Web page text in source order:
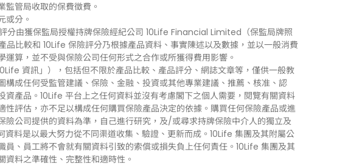
監管局收取的保費徵費。
或分。
分由獲保監局授權持牌保險經紀公司 10Life Financial Limited（保監局牌照
品比較和 10Life 保險評分乃根據產品資料、事實陳述以及數據，並以一般消費
運算，並不受與保險公司任何形式之合作或所獲得費用影響。
資訊」），包括但不限於產品比較、產品評分、網誌文章等，僅供一般教
構成任何受監管建議、保險、金融、投資或其他專業建議、推薦、核准、認
資產品。10Life 平台上之任何資料並沒有考慮閣下之個人需要，閱覽有關資料
性評估，亦不足以構成任何購買保險產品決定的依據。購買任何保險產品或進
險公司提供的資料為準，自己進行研究，及/或尋求持牌保險中介人的獨立及
資料是以最大努力從不同渠道收集、驗證、更新而成。10Life 集團及其附屬公
員、員工將不會就有關資料引致的索償或損失負上任何責任。10Life 集團及其
資料之準確性、完整性和適時性。